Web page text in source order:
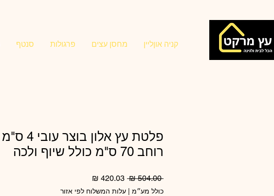
קניה אוןליין מחסן עצים פרגולות סנטף
פלטת עץ אלון בוצר עובי 4 ס"מ
רוחב 70 ס"מ כולל שיוף ולכה
‏504.00 ‏₪
מחיר
רגיל
מבצע
כולל מע״מ עלות המשלוח לפי אזור